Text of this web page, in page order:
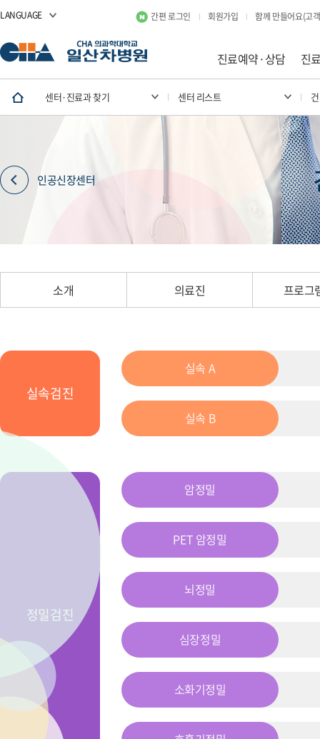
LANGUAGE 간편 로그인 회원가입 함께 만들어요(고
진료예약·상담 진
센터·진료과 찾기 센터 리스트
인공신장센터
소개 의료진 프로그
실속검진
실속 A
실속 B
정밀검진
암정밀
PET 암정밀
뇌정밀
심장정밀
소화기정밀